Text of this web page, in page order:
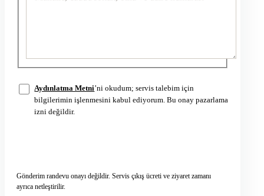
Aydınlatma Metni’ni okudum; servis talebim için
bilgilerimin işlenmesini kabul ediyorum. Bu onay pazarlama
izni değildir.
Gönderim randevu onayı değildir. Servis çıkış ücreti ve ziyaret zamanı
ayrıca netleştirilir.